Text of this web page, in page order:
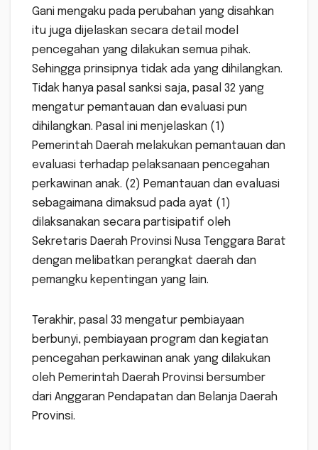
Gani mengaku pada perubahan yang disahkan
itu juga dijelaskan secara detail model
pencegahan yang dilakukan semua pihak.
Sehingga prinsipnya tidak ada yang dihilangkan.
Tidak hanya pasal sanksi saja, pasal 32 yang
mengatur pemantauan dan evaluasi pun
dihilangkan. Pasal ini menjelaskan (1)
Pemerintah Daerah melakukan pemantauan dan
evaluasi terhadap pelaksanaan pencegahan
perkawinan anak. (2) Pemantauan dan evaluasi
sebagaimana dimaksud pada ayat (1)
dilaksanakan secara partisipatif oleh
Sekretaris Daerah Provinsi Nusa Tenggara Barat
dengan melibatkan perangkat daerah dan
pemangku kepentingan yang lain.
Terakhir, pasal 33 mengatur pembiayaan
berbunyi, pembiayaan program dan kegiatan
pencegahan perkawinan anak yang dilakukan
oleh Pemerintah Daerah Provinsi bersumber
dari Anggaran Pendapatan dan Belanja Daerah
Provinsi.